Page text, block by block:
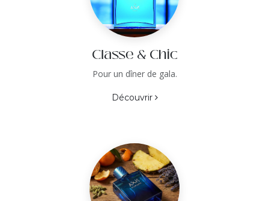
Classe & Chic
Pour un dîner de gala.
Découvrir